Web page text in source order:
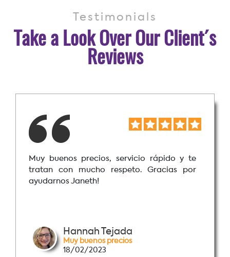
Testimonials
Take a Look Over Our Client´s
Reviews
Muy buenos precios, servicio rápido y te
tratan con mucho respeto. Gracias por
ayudarnos Janeth!
Hannah Tejada
Muy buenos precios
18/02/2023